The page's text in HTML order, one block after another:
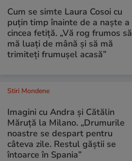
Cum se simte Laura Cosoi cu
puțin timp înainte de a naște a
cincea fetiță. „Vă rog frumos să
mă luați de mână și să mă
trimiteți frumușel acasă”
Stiri Mondene
Imagini cu Andra și Cătălin
Măruță la Milano. „Drumurile
noastre se despart pentru
câteva zile. Restul găștii se
întoarce în Spania”